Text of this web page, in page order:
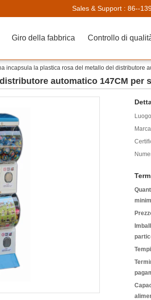
Sales & Support : 86--
Giro della fabbrica Controllo di
incapsula la plastica rosa del metallo del distributore
automatico 147CM per